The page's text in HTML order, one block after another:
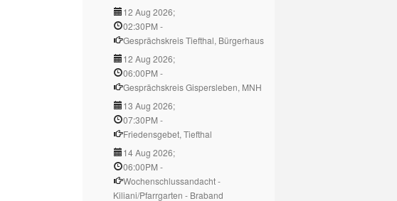
12 Aug 2026;
02:30PM -
Gesprächskreis Tiefthal, Bürgerhaus
12 Aug 2026;
06:00PM -
Gesprächskreis Gispersleben, MNH
13 Aug 2026;
07:30PM -
Friedensgebet, Tiefthal
14 Aug 2026;
06:00PM -
Wochenschlussandacht -
Kiliani/Pfarrgarten - Braband